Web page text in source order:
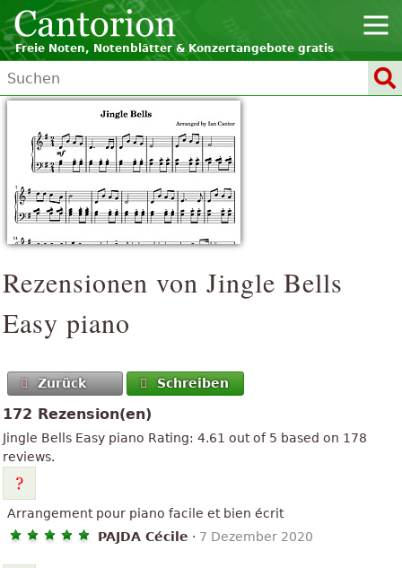
Freie Noten, Notenblätter & Konzertangebote gratis
Rezensionen von Jingle Bells
Easy piano
Zurück Schreiben
172 Rezension(en)
Jingle Bells Easy piano Rating: 4.61 out of 5 based on 178
reviews.
Arrangement pour piano facile et bien écrit
PAJDA Cécile · 7 Dezember 2020